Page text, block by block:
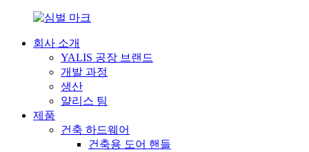
회사 소개
YALIS 공장 브랜드
개발 과정
생산
얄리스 팀
제품
건축 하드웨어
건축용 도어 핸들